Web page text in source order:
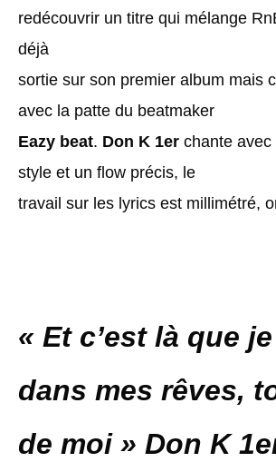
redécouvrir un titre qui mélange
déjà
sortie sur son premier album mais
avec la patte du beatmaker
Eazy beat. Don K 1er chante
style et un flow précis, le
travail sur les lyrics est millimétré,
« Et c’est là que
dans mes rêves,
de moi » Don K